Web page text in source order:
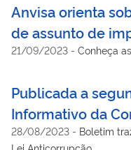
Anvisa orienta
de assunto de
21/09/2023 - Conheça
Publicada a
Informativo da
28/08/2023 - Boletim